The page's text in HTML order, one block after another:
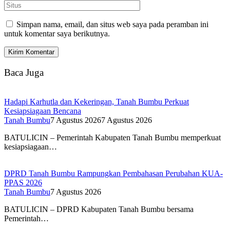
Simpan nama, email, dan situs web saya pada peramban ini
untuk komentar saya berikutnya.
Baca Juga
Hadapi Karhutla dan Kekeringan, Tanah Bumbu Perkuat
Kesiapsiagaan Bencana
Tanah Bumbu7 Agustus 20267 Agustus 2026
BATULICIN – Pemerintah Kabupaten Tanah Bumbu memperkuat
kesiapsiagaan…
DPRD Tanah Bumbu Rampungkan Pembahasan Perubahan KUA-
PPAS 2026
Tanah Bumbu7 Agustus 2026
BATULICIN – DPRD Kabupaten Tanah Bumbu bersama
Pemerintah…